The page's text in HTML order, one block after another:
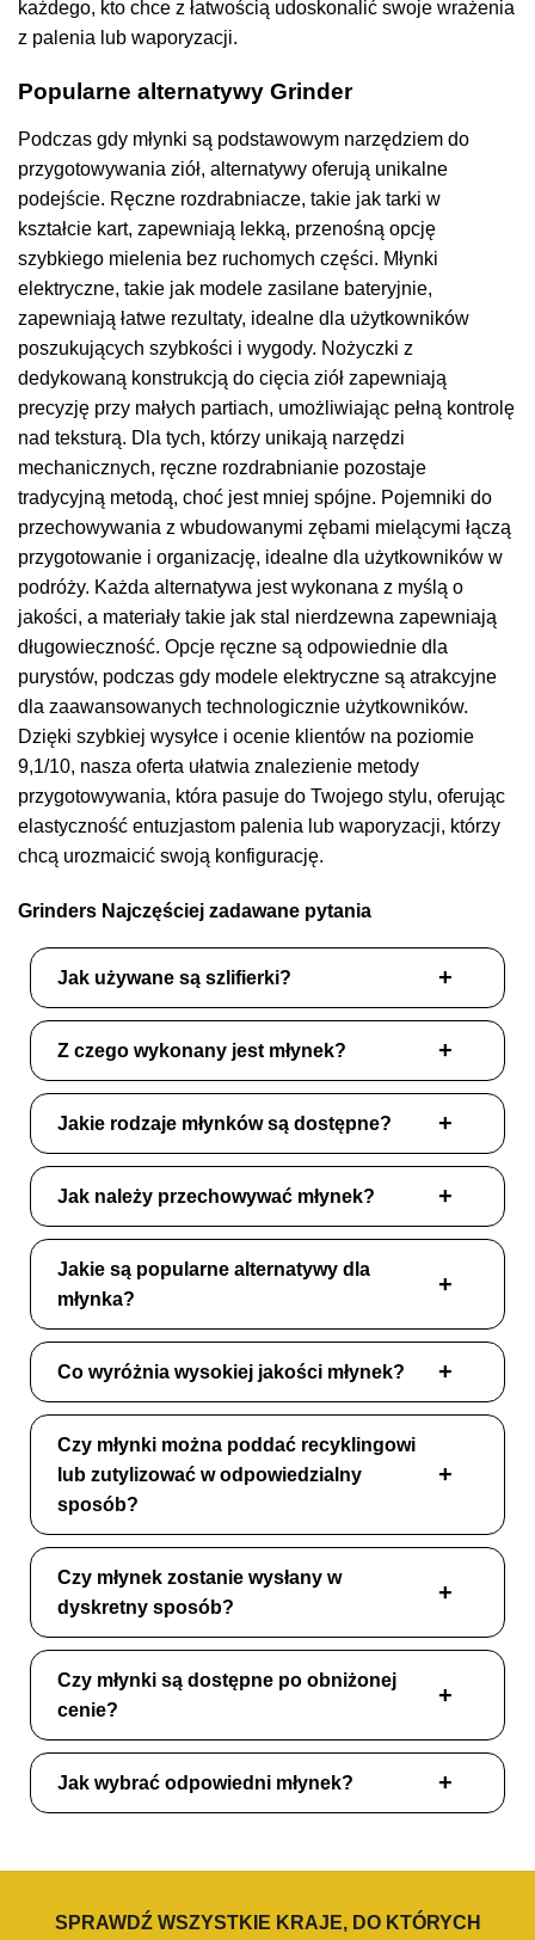
każdego, kto chce z łatwością udoskonalić swoje wrażenia
z palenia lub waporyzacji.
Popularne alternatywy Grinder
Podczas gdy młynki są podstawowym narzędziem do
przygotowywania ziół, alternatywy oferują unikalne
podejście. Ręczne rozdrabniacze, takie jak tarki w
kształcie kart, zapewniają lekką, przenośną opcję
szybkiego mielenia bez ruchomych części. Młynki
elektryczne, takie jak modele zasilane bateryjnie,
zapewniają łatwe rezultaty, idealne dla użytkowników
poszukujących szybkości i wygody. Nożyczki z
dedykowaną konstrukcją do cięcia ziół zapewniają
precyzję przy małych partiach, umożliwiając pełną kontrolę
nad teksturą. Dla tych, którzy unikają narzędzi
mechanicznych, ręczne rozdrabnianie pozostaje
tradycyjną metodą, choć jest mniej spójne. Pojemniki do
przechowywania z wbudowanymi zębami mielącymi łączą
przygotowanie i organizację, idealne dla użytkowników w
podróży. Każda alternatywa jest wykonana z myślą o
jakości, a materiały takie jak stal nierdzewna zapewniają
długowieczność. Opcje ręczne są odpowiednie dla
purystów, podczas gdy modele elektryczne są atrakcyjne
dla zaawansowanych technologicznie użytkowników.
Dzięki szybkiej wysyłce i ocenie klientów na poziomie
9,1/10, nasza oferta ułatwia znalezienie metody
przygotowywania, która pasuje do Twojego stylu, oferując
elastyczność entuzjastom palenia lub waporyzacji, którzy
chcą urozmaicić swoją konfigurację.
Grinders Najczęściej zadawane pytania
Jak używane są szlifierki?
Z czego wykonany jest młynek?
Jakie rodzaje młynków są dostępne?
Jak należy przechowywać młynek?
Jakie są popularne alternatywy dla
młynka?
Co wyróżnia wysokiej jakości młynek?
Czy młynki można poddać recyklingowi
lub zutylizować w odpowiedzialny
sposób?
Czy młynek zostanie wysłany w
dyskretny sposób?
Czy młynki są dostępne po obniżonej
cenie?
Jak wybrać odpowiedni młynek?
SPRAWDŹ WSZYSTKIE KRAJE, DO KTÓRYCH